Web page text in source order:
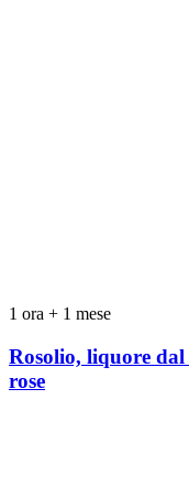
1 ora + 1 mese
Rosolio, liquore dal
rose